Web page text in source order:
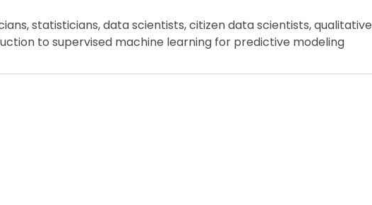
statisticians, data scientists, citizen data scientists, qualitative
to supervised machine learning for predictive modeling